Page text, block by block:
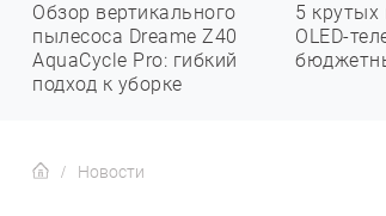
Обзор вертикального
пылесоса Dreame Z40
AquaCycle Pro: гибкий
подход к уборке
5 крутых
OLED-
Новости